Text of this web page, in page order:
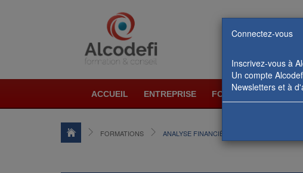
Connectez-vous
Inscrivez-vous à
Un compte
Newsletters et à
ACCUEIL ENTREPRISE FORMATIONS
FORMATIONS ANALYSE FINANCIÈRE